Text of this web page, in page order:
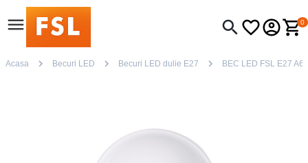
0
Acasa Becuri LED Becuri LED dulie E27 BEC LED FSL E27